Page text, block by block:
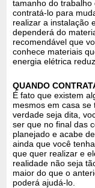
tamanho do trabalho
contratá-lo para
realizar a instalação
dependerá do
recomendável que
conhece materiais
energia elétrica
QUANDO
É fato que existem
mesmos em casa se
verdade seja dita,
ser que no final das
planejado e acabe
ainda que você
que quer realizar e
realidade não seja
maior do que o
poderá ajudá-lo.